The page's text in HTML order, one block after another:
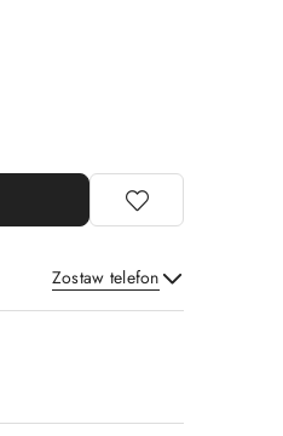
Zostaw telefon
Wyślij